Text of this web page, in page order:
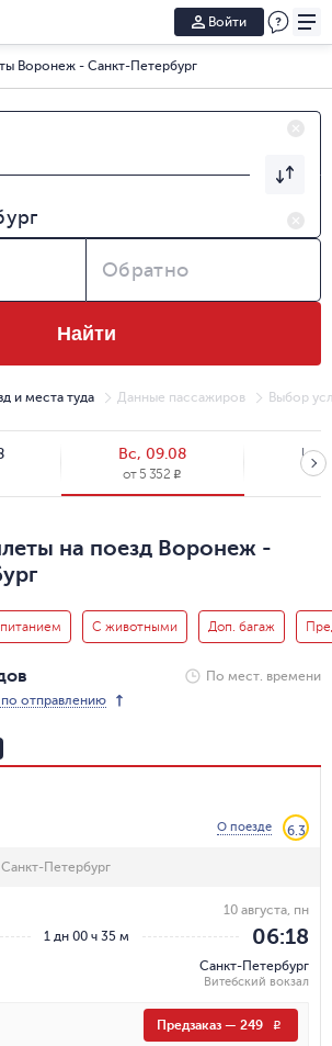
Войти
Воронеж - Санкт-Петербург
Обратно
Найти
и места туда Данные пассажиров Выбор
Вс, 09.08
от 5 352 R
Пн,
от5
на поезд Воронеж -
С животными Доп. багаж
По мест. времени
отправлению
О поезде 6.3
Санкт-Петербург
1 дн 00 ч 35 м
10 августа, пн
06:18
Санкт-Петербург
Витебский вокзал
Предзаказ — 249 R